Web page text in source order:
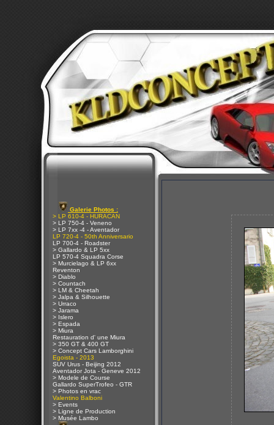
Galerie Photos :
> LP 610-4 - HURACAN
> LP 750-4 - Veneno
> LP 7xx -4 - Aventador
LP 720-4 - 50th Anniversario
LP 700-4 - Roadster
> Gallardo & LP 5xx
LP 570-4 Squadra Corse
> Murcielago & LP 6xx
Reventon
> Diablo
> Countach
> LM & Cheetah
> Jalpa & Silhouette
> Urraco
> Jarama
> Islero
> Espada
> Miura
Restauration d' une Miura
> 350 GT & 400 GT
> Concept Cars Lamborghini
Egoista - 2013
SUV Urus - Beijing 2012
Aventador Jota - Geneve 2012
> Modele de Course
Gallardo SuperTrofeo - GTR
> Photos en vrac
Valentino Balboni
> Events
> Ligne de Production
> Musée Lambo